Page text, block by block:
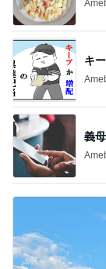
キ
義